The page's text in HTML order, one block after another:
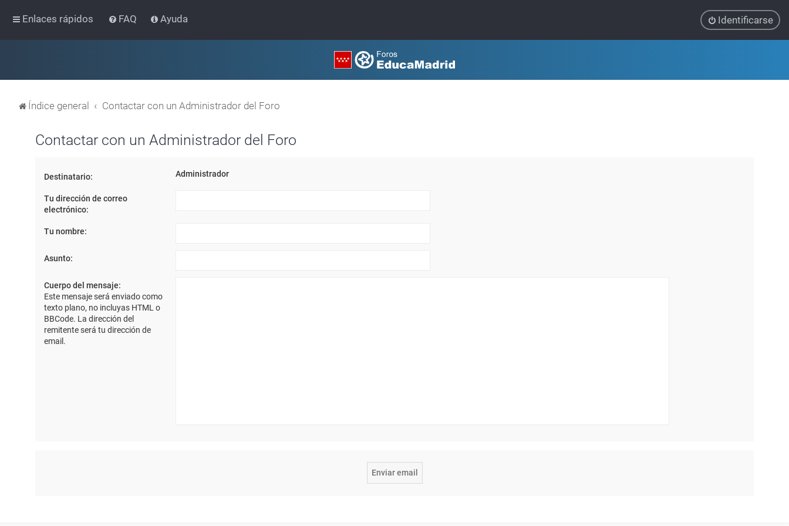
Enlaces rápidos FAQ Ayuda Identificarse
Índice general Contactar con un Administrador del Foro
Contactar con un Administrador del Foro
Destinatario: Administrador
Tu dirección de correo
electrónico:
Tu nombre:
Asunto:
Cuerpo del mensaje:
Este mensaje será enviado como
texto plano, no incluyas HTML o
BBCode. La dirección del
remitente será tu dirección de
email.